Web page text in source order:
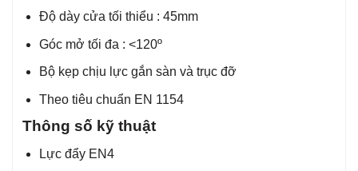
Độ dày cửa tối thiểu : 45mm
Góc mở tối đa : <120º
Bộ kẹp chịu lực gắn sàn và trục đỡ
Theo tiêu chuẩn EN 1154
Thông số kỹ thuật
Lực đẩy EN4